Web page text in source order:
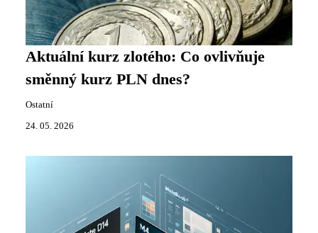
Aktuální kurz zlotého: Co ovlivňuje
směnný kurz PLN dnes?
Ostatní
24. 05. 2026